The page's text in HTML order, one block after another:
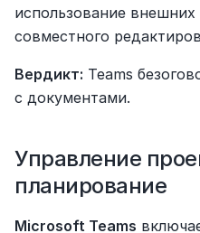
использование внешних
совместного
Вердикт: Teams
с документами.
Управление
планирование
Microsoft Teams